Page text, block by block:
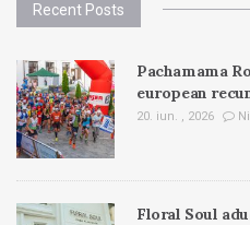
Recent Posts
Pachamama
european
20. iun. , 2026
Floral Soul